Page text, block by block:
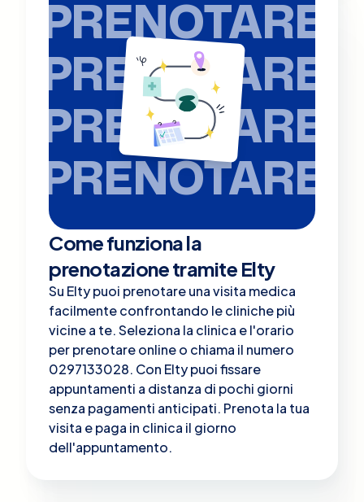
PRENOTARE
PRENOTARE
PRENOTARE
PRENOTARE
Come funziona la
prenotazione tramite Elty
Su Elty puoi prenotare una visita medica
facilmente confrontando le cliniche più
vicine a te. Seleziona la clinica e l'orario
per prenotare online o chiama il numero
0297133028. Con Elty puoi fissare
appuntamenti a distanza di pochi giorni
senza pagamenti anticipati. Prenota la tua
visita e paga in clinica il giorno
dell'appuntamento.